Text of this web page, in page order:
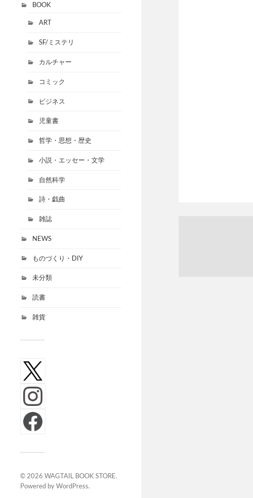
BOOK
ART
SF/ミステリ
カルチャー
コミック
ビジネス
児童書
哲学・思想・歴史
小説・エッセー・文学
自然科学
詩・戯曲
雑誌
NEWS
ものづくり・DIY
未分類
読書
雑貨
© 2026 WAGTAIL BOOK STORE.
Powered byWordPress.